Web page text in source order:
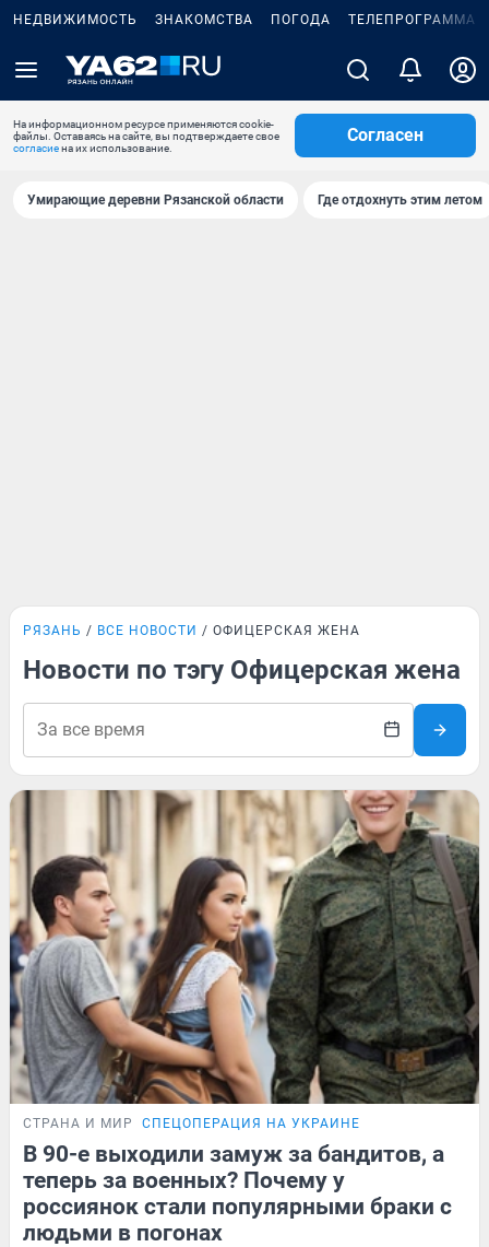
НЕДВИЖИМОСТЬ ЗНАКОМСТВА ПОГОДА ТЕЛЕПРОГРАММА
На информационном ресурсе применяются cookie-
файлы. Оставаясь на сайте, вы подтверждаете свое
согласиена их использование.
Согласен
Умирающие деревни Рязанской области Где отдохнуть этим летом
РЯЗАНЬ ВСЕ НОВОСТИ ОФИЦЕРСКАЯ ЖЕНА
Новости по тэгу Офицерская жена
СТРАНА И МИР СПЕЦОПЕРАЦИЯ НА УКРАИНЕ
В 90-е выходили замуж за бандитов, а
теперь за военных? Почему у
россиянок стали популярными браки с
людьми в погонах